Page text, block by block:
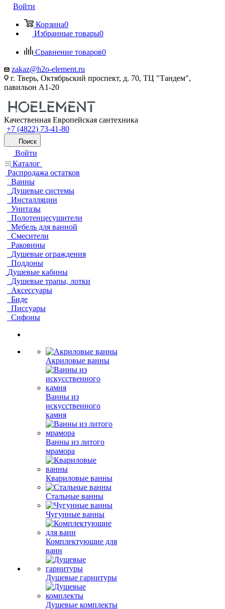
Войти
Корзина0
Избранные товары0
Сравнение товаров0
zakaz@h2o-element.ru
г. Тверь, Октябрьский проспект, д. 70, ТЦ "Тандем",
павильон А1-20
Качественная Европейская сантехника
+7 (4822) 73-41-80
Поиск
Войти
Каталог
Распродажа остатков
Ванны
Душевые системы
Инсталляции
Унитазы
Полотенцесушители
Мебель для ванной
Смесители
Раковины
Душевые ограждения
Поддоны
Душевые кабины
Душевые трапы, лотки
Аксессуары
Биде
Писсуары
Сифоны
Акриловые ванны
Ванны из
искусственного
камня
Ванны из литого
мрамора
Квариловые ванны
Стальные ванны
Чугунные ванны
Комплектующие для
ванн
Душевые гарнитуры
Душевые комплекты